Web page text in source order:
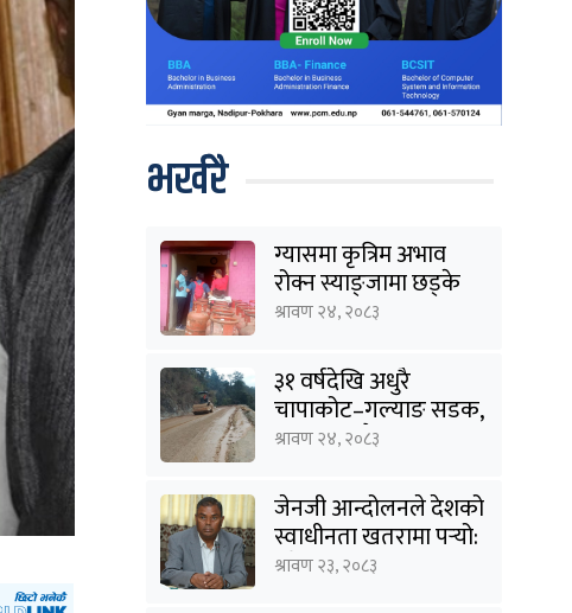
भर्खरै
ग्यासमा कृत्रिम अभाव
रोक्न स्याङ्जामा छड्के
अनुगमन
श्रावण २४, २०८३
३१ वर्षदेखि अधुरै
चापाकोट–गल्याङ सडक,
आधा काममै अल्झियो
श्रावण २४, २०८३
जेनजी आन्दोलनले देशको
स्वाधीनता खतरामा पर्‍यो:
उपेन्द्र यादव
श्रावण २३, २०८३